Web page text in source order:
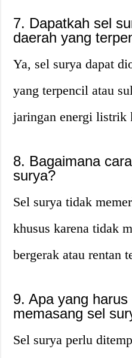
7. Dapatkah sel
daerah yang
Ya, sel surya dapat
yang terpencil atau
jaringan energi listrik
8. Bagaimana
surya?
Sel surya tidak
khusus karena tidak
bergerak atau rentan
9. Apa yang
memasang sel
Sel surya perlu